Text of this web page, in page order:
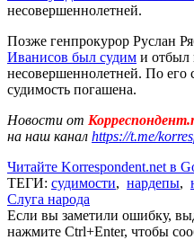
несовершеннолетней.
Позже генпрокурор Руслан
Иванисов был судим и отбыл
несовершеннолетней. По
судимость погашена.
Новости от
на наш канал https://t.me/
Читайте Korrespondent.net в
ТЕГИ: судимости, нардепы,
Слуга народа
Если вы заметили ошибку,
нажмите Ctrl+Enter, чтобы